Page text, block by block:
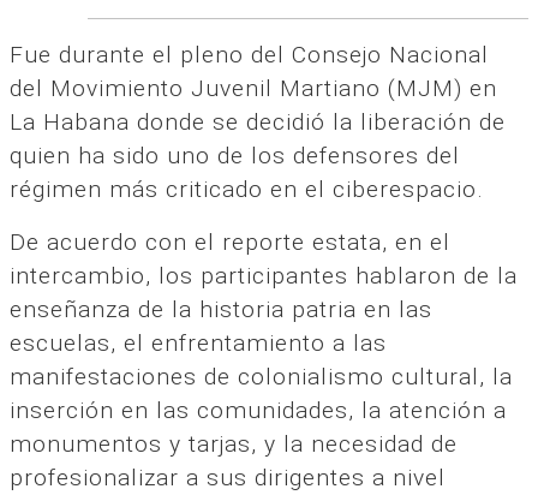
Fue durante el pleno del Consejo Nacional
del Movimiento Juvenil Martiano (MJM) en
La Habana donde se decidió la liberación de
quien ha sido uno de los defensores del
régimen más criticado en el ciberespacio.
De acuerdo con el reporte estata, en el
intercambio, los participantes hablaron de la
enseñanza de la historia patria en las
escuelas, el enfrentamiento a las
manifestaciones de colonialismo cultural, la
inserción en las comunidades, la atención a
monumentos y tarjas, y la necesidad de
profesionalizar a sus dirigentes a nivel